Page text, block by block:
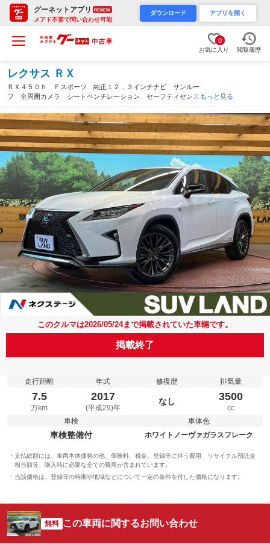
グーネットアプリ RENEW
メアド不要で問い合わせ可能
ダウンロード アプリを開く
0
お気に入り 閲覧履歴
レクサス ＲＸ
ＲＸ４５０ｈ Ｆスポーツ 純正１２．３インチナビ サンルー
フ 全周囲カメラ シートベンチレーション セーフティセンス
レーダークルーズ 禁煙車 電動リアゲート レザーシート ドラ
レコ コーナーセンサー（石川県）
もっと見る
このクルマは2026/05/24まで掲載されていた車輛です。
掲載終了
走行距離
7.5
万km
年式
2017
(平成29)年
修復歴
なし
排気量
3500
cc
車検
車検整備付
車体色
ホワイトノーヴァガラスフレーク
支払総額には、車両本体価格の他、保険料、税金、登録等に伴う費用、リサイクル預託金
相当額等、購入時に必要な全ての費用が含まれています。
当該価格は、登録等の時期や地域などについて一定の条件を付した価格になります。
無料 この車両に関するお問い合わせ